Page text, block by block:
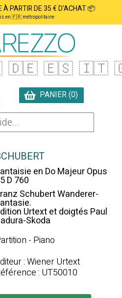
À PARTIR DE 35 € D'ACHAT 📦
en 🇫🇷 métropolitaine
🇩🇪 🇪🇸 🇮🇹
PANIER (0)
en Do Majeur Opus
D 760
Schubert Wanderer-
Urtext et doigtés Paul
Skoda
- Piano
: Wiener Urtext
: UT50010